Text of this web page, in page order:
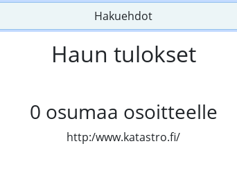
Hakuehdot
Haun tulokset
0 osumaa osoitteelle
http:/www.katastro.fi/